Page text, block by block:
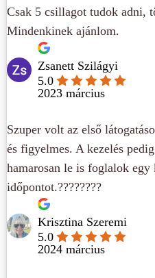
Csak 5 csillagot tudok adni,
Mindenkinek ajánlom.
Zsanett Szilágyi
5.0
2023 március
Szuper volt az első
és figyelmes. A kezelés
hamarosan le is foglalok egy
időpontot.????????
Krisztina Szeremi
5.0
2024 március